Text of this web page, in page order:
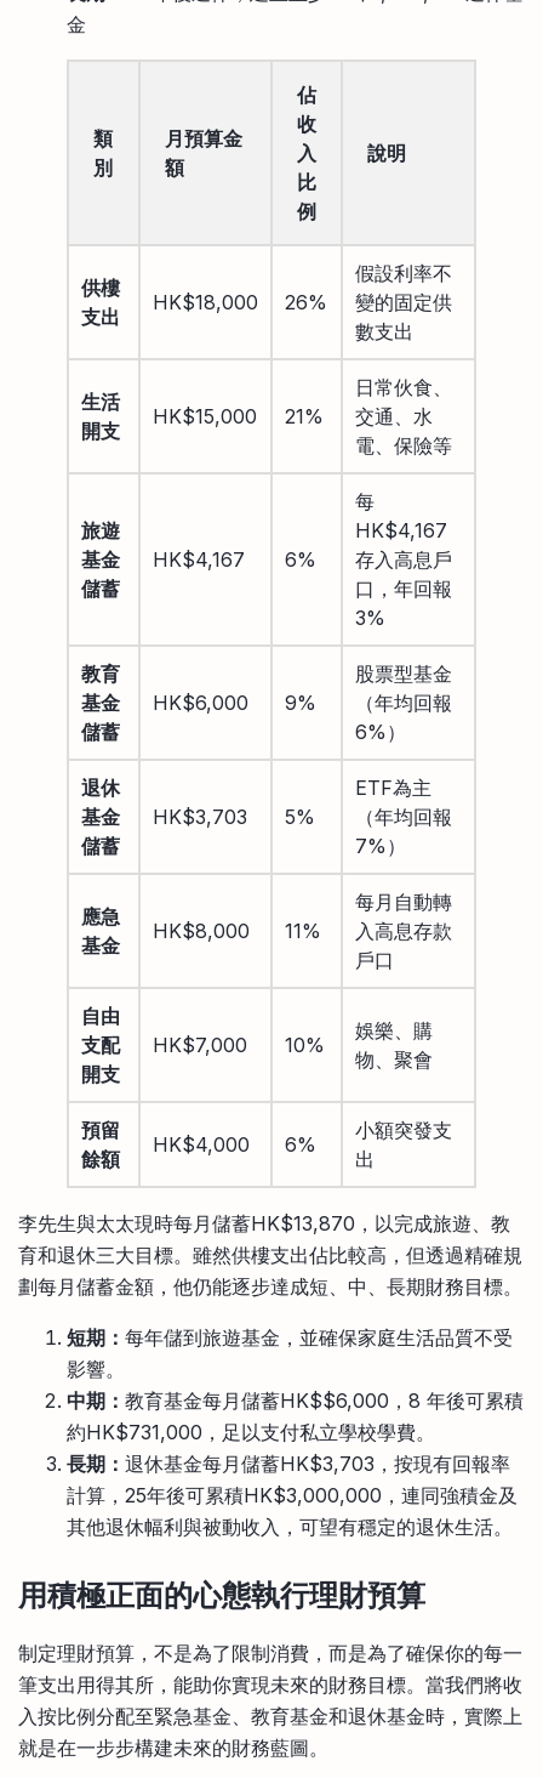
金
類
別
月預算金
額
佔
收
入
比
例
說明
供樓
支出
HK$18,000 26%
假設利率不
變的固定供
數支出
生活
開支
HK$15,000 21%
日常伙食、
交通、水
電、保險等
旅遊
基金
儲蓄
HK$4,167 6%
每
HK$4,167
存入高息戶
口，年回報
3%
教育
基金
儲蓄
HK$6,000 9%
股票型基金
（年均回報
6%）
退休
基金
儲蓄
HK$3,703 5%
ETF為主
（年均回報
7%）
應急
基金
HK$8,000 11%
每月自動轉
入高息存款
戶口
自由
支配
開支
HK$7,000 10%
娛樂、購
物、聚會
預留
餘額
HK$4,000 6%
小額突發支
出
李先生與太太現時每月儲蓄HK$13,870，以完成旅遊、教
育和退休三大目標。雖然供樓支出佔比較高，但透過精確規
劃每月儲蓄金額，他仍能逐步達成短、中、長期財務目標。
短期： 每年儲到旅遊基金，並確保家庭生活品質不受
影響。
中期： 教育基金每月儲蓄HK$$6,000，8 年後可累積
約HK$731,000，足以支付私立學校學費。
長期： 退休基金每月儲蓄HK$3,703，按現有回報率
計算，25年後可累積HK$3,000,000，連同強積金及
其他退休幅利與被動收入，可望有穩定的退休生活。
用積極正面的心態執行理財預算
制定理財預算，不是為了限制消費，而是為了確保你的每一
筆支出用得其所，能助你實現未來的財務目標。當我們將收
入按比例分配至緊急基金、教育基金和退休基金時，實際上
就是在一步步構建未來的財務藍圖。